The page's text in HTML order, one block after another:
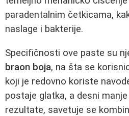
paradentalnim četkicama,
naslage i bakterije.
Specifičnosti ove paste su
braon boja, na šta se
koji je redovno koriste
postaje glatka, a desni
rezultate, savetuje se